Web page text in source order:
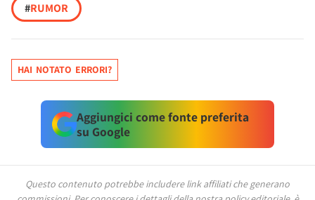
#RUMOR
HAI NOTATO ERRORI?
Aggiungici come fonte preferita
su Google
Questo contenuto potrebbe includere link affiliati che generano